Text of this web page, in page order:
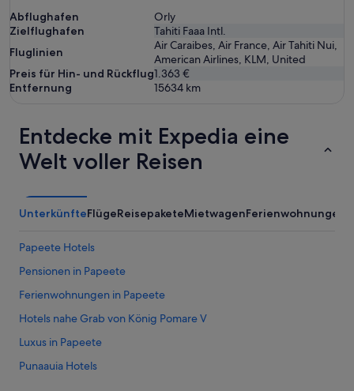
Abflughafen
Orly
Zielflughafen
Tahiti Faaa Intl.
Fluglinien
Air Caraibes, Air France, Air Tahiti Nui,
American Airlines, KLM, United
Preis für Hin- und Rückflug1.363 €
Entfernung
15634 km
Entdecke mit Expedia eine
Welt voller Reisen
UnterkünfteFlügeReisepaketeMietwagenFerienwohnungen
Papeete Hotels
Pensionen in Papeete
Ferienwohnungen in Papeete
Hotels nahe Grab von König Pomare V
Luxus in Papeete
Punaauia Hotels